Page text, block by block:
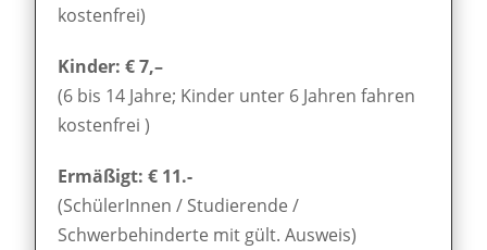
kostenfrei)
Kinder: € 7,–
(6 bis 14 Jahre; Kinder unter 6 Jahren fahren
kostenfrei )
Ermäßigt: € 11.-
(SchülerInnen / Studierende /
Schwerbehinderte mit gült. Ausweis)